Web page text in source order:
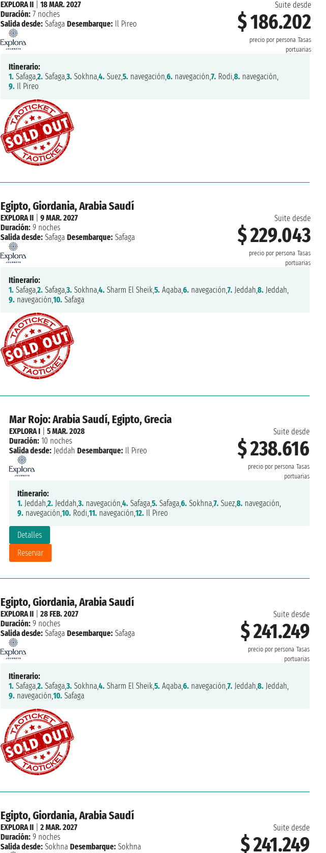
Suite desde
$ 186.202
precio por persona Tasas
portuarias
EXPLORA II |18 MAR. 2027
Duración: 7 noches
Salida desde: Safaga Desembarque: Il Pireo
Itinerario:
1. Safaga,2. Safaga,3. Sokhna,4. Suez,5. navegación,6. navegación,7. Rodi,8. navegación,
9. Il Pireo
Egipto, Giordania, Arabia Saudí
Suite desde
$ 229.043
precio por persona Tasas
portuarias
EXPLORA II |9 MAR. 2027
Duración: 9 noches
Salida desde: Safaga Desembarque: Safaga
Itinerario:
1. Safaga,2. Safaga,3. Sokhna,4. Sharm El Sheik,5. Aqaba,6. navegación,7. Jeddah,8. Jeddah,
9. navegación,10. Safaga
Mar Rojo: Arabia Saudí, Egipto, Grecia
Suite desde
$ 238.616
precio por persona Tasas
portuarias
Detalles
Reservar
EXPLORA I| 5 MAR. 2028
Duración: 10 noches
Salida desde: Jeddah Desembarque: Il Pireo
Itinerario:
1. Jeddah,2. Jeddah,3. navegación,4. Safaga,5. Safaga,6. Sokhna,7. Suez,8. navegación,
9. navegación,10. Rodi,11. navegación,12. Il Pireo
Egipto, Giordania, Arabia Saudí
Suite desde
$ 241.249
precio por persona Tasas
portuarias
EXPLORA II |28 FEB. 2027
Duración: 9 noches
Salida desde: Safaga Desembarque: Safaga
Itinerario:
1. Safaga,2. Safaga,3. Sokhna,4. Sharm El Sheik,5. Aqaba,6. navegación,7. Jeddah,8. Jeddah,
9. navegación,10. Safaga
Egipto, Giordania, Arabia Saudí
Suite desde
$ 241.249
EXPLORA II |2 MAR. 2027
Duración: 9 noches
Salida desde: Sokhna Desembarque: Sokhna